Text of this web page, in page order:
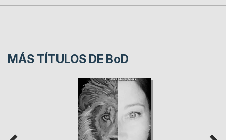
MÁS TÍTULOS DE BoD